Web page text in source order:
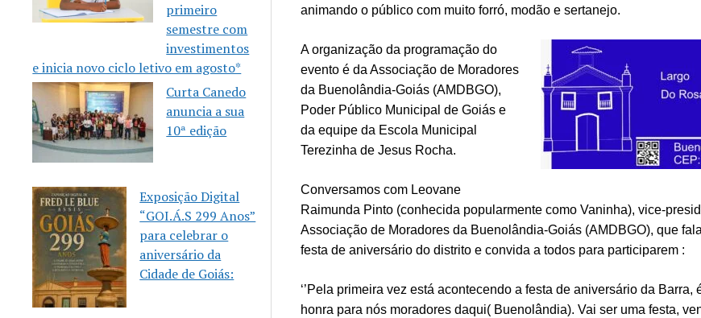
primeiro
semestre com
investimentos
e inicia novo ciclo letivo em agosto*
Curta Canedo
anuncia a sua
10ª edição
Exposição Digital
“GOI.Á.S 299 Anos”
para celebrar o
aniversário da
Cidade de Goiás:
animando o público com muito forró, modão e sertanejo.
A organização da programação do
evento é da Associação de Moradores
da Buenolândia-Goiás (AMDBGO),
Poder Público Municipal de Goiás e
da equipe da Escola Municipal
Terezinha de Jesus Rocha.
Conversamos com Leovane
Raimunda Pinto (conhecida popularmente como Vaninha), vice-
Associação de Moradores da Buenolândia-Goiás (AMDBGO), que
festa de aniversário do distrito e convida a todos para participarem :
‘’Pela primeira vez está acontecendo a festa de aniversário da Barra,
honra para nós moradores daqui( Buenolândia). Vai ser uma festa,